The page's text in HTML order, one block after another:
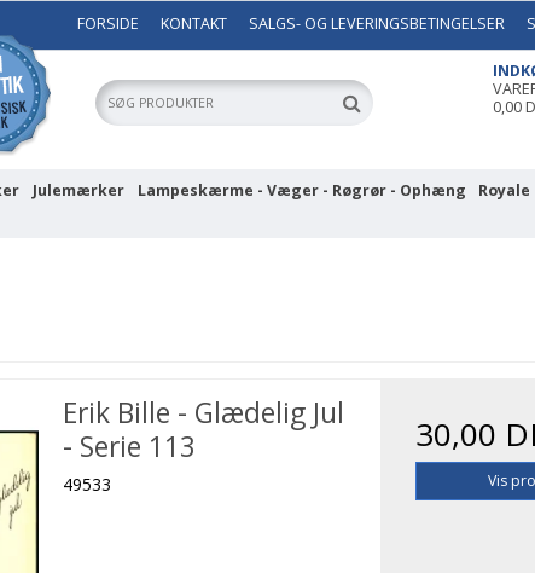
FORSIDE KONTAKT SALGS- OG LEVERINGSBETINGELSER
0,00
Julemærker Lampeskærme - Væger - Røgrør - Ophæng
Erik Bille - Glædelig Jul
- Serie 113
49533
30,00
Vis